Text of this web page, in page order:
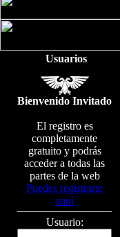
Usuarios
Bienvenido Invitado
El registro es
completamente
gratuito y podrás
acceder a todas las
partes de la web
Puedes registrarte
aquí
Usuario: